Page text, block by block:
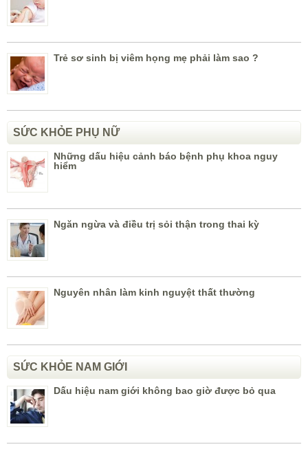
Trẻ sơ sinh bị viêm họng mẹ phải làm sao ?
SỨC KHỎE PHỤ NỮ
Những dấu hiệu cảnh báo bệnh phụ khoa nguy
hiểm
Ngăn ngừa và điều trị sỏi thận trong thai kỳ
Nguyên nhân làm kinh nguyệt thất thường
SỨC KHỎE NAM GIỚI
Dấu hiệu nam giới không bao giờ được bỏ qua